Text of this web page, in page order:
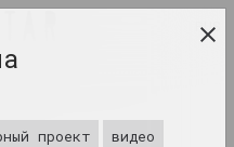
беларусского
RUS
проект видео